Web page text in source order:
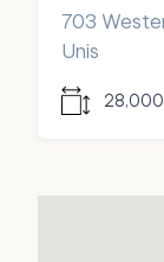
703
Unis
28,000